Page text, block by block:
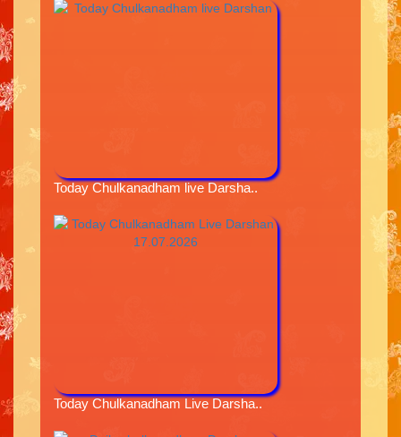
Today Chulkanadham live Darsha..
Today Chulkanadham Live Darsha..